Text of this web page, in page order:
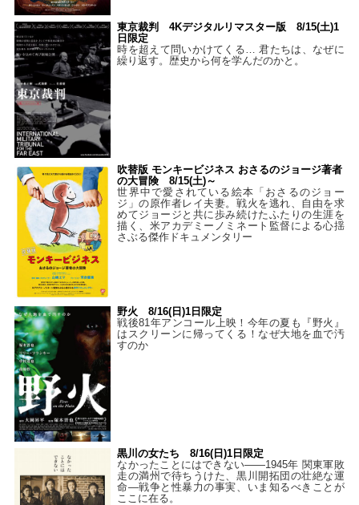
東京裁判 4Kデジタルリマスター版 8/15(土)1
日限定
時を超えて問いかけてくる… 君たちは、なぜに
繰り返す。歴史から何を学んだのかと。
吹替版 モンキービジネス おさるのジョージ著者
の大冒険 8/15(土)～
世界中で愛されている絵本「おさるのジョー
ジ」の原作者レイ夫妻。戦火を逃れ、自由を求
めてジョージと共に歩み続けたふたりの生涯を
描く、米アカデミーノミネート監督による心揺
さぶる傑作ドキュメンタリー
野火 8/16(日)1日限定
戦後81年アンコール上映！今年の夏も『野火』
はスクリーンに帰ってくる！なぜ大地を血で汚
すのか
黒川の女たち 8/16(日)1日限定
なかったことにはできない——1945年 関東軍敗
走の満州で待ちうけた、黒川開拓団の壮絶な運
命―戦争と性暴力の事実、いま知るべきことが
ここに在る。